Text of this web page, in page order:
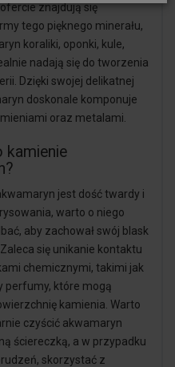
znajdują się
tego pięknego minerału,
koraliki, oponki, kule,
nadają się do tworzenia
Dzięki swojej delikatnej
doskonale komponuje
oraz metalami.
kamienie
jest dość twardy i
warto o niego
aby zachował swój blask
się unikanie kontaktu
chemicznymi, takimi jak
perfumy, które mogą
kamienia. Warto
czyścić akwamaryn
ściereczką, a w przypadku
skorzystać z